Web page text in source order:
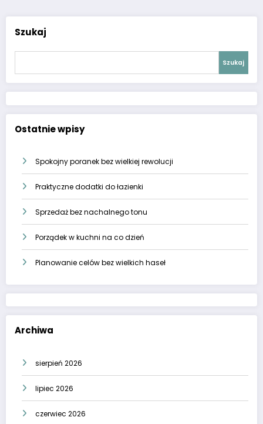
Szukaj
Szukaj
Ostatnie wpisy
Spokojny poranek bez wielkiej rewolucji
Praktyczne dodatki do łazienki
Sprzedaż bez nachalnego tonu
Porządek w kuchni na co dzień
Planowanie celów bez wielkich haseł
Archiwa
sierpień 2026
lipiec 2026
czerwiec 2026